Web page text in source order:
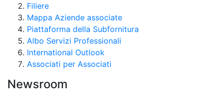
Filiere
Mappa Aziende associate
Piattaforma della Subfornitura
Albo Servizi Professionali
International Outlook
Associati per Associati
Newsroom